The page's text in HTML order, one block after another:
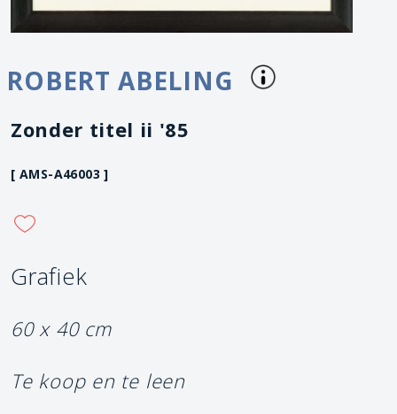
ROBERT ABELING
Zonder titel ii '85
[ AMS-A46003 ]
Grafiek
60 x 40 cm
Te koop en te leen